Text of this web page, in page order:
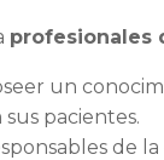
profesionales
un
pacientes.
de